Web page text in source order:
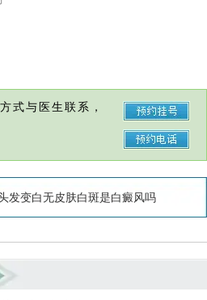
式与医生联系，
发变白无皮肤白斑是白癜风吗